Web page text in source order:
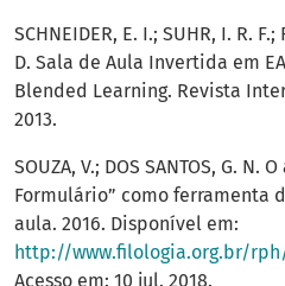
SCHNEIDER, E. I.; SUHR, I. R. F.;
D. Sala de Aula Invertida em
Blended Learning. Revista
2013.
SOUZA, V.; DOS SANTOS, G. N.
Formulário” como ferramenta
aula. 2016. Disponível em:
http://www.filologia.org.br/
Acesso em: 10 jul. 2018.